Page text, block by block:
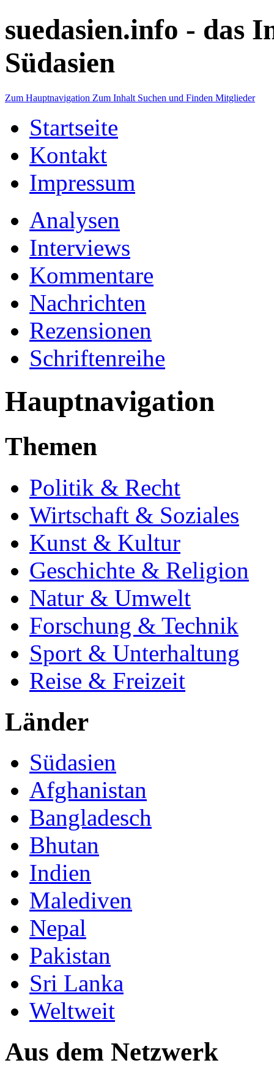
suedasien.info - das
Südasien
Zum Hauptnavigation Zum Inhalt Suchen und Finden Mitglieder
Startseite
Kontakt
Impressum
Analysen
Interviews
Kommentare
Nachrichten
Rezensionen
Schriftenreihe
Hauptnavigation
Themen
Politik & Recht
Wirtschaft & Soziales
Kunst & Kultur
Geschichte & Religion
Natur & Umwelt
Forschung & Technik
Sport & Unterhaltung
Reise & Freizeit
Länder
Südasien
Afghanistan
Bangladesch
Bhutan
Indien
Malediven
Nepal
Pakistan
Sri Lanka
Weltweit
Aus dem Netzwerk